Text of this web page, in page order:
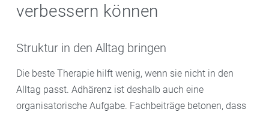
verbessern können
Struktur in den Alltag bringen
Die beste Therapie hilft wenig, wenn sie nicht in den
Alltag passt. Adhärenz ist deshalb auch eine
organisatorische Aufgabe. Fachbeiträge betonen, dass